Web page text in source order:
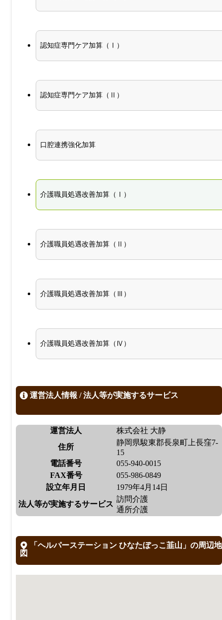
認知症専門ケア加算（Ⅰ）
認知症専門ケア加算（Ⅱ）
口腔連携強化加算
介護職員処遇改善加算（Ⅰ）
介護職員処遇改善加算（Ⅱ）
介護職員処遇改善加算（Ⅲ）
介護職員処遇改善加算（Ⅳ）
運営法人情報 / 法人等が実施するサービス
運営法人
株式会社 大静
住所
静岡県駿東郡長泉町上長窪7-
15
電話番号
055-940-0015
FAX番号
055-986-0849
設立年月日
1979年4月14日
法人等が実施するサービス
訪問介護
通所介護
「ヘルパーステーション ひなたぼっこ韮山」の周辺地
図